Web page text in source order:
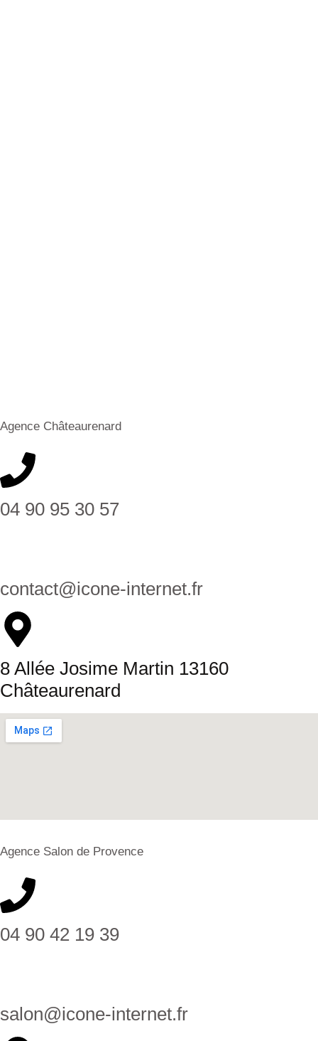
Agence Châteaurenard
04 90 95 30 57
contact@icone-internet.fr
8 Allée Josime Martin 13160
Châteaurenard
Agence Salon de Provence
04 90 42 19 39
salon@icone-internet.fr